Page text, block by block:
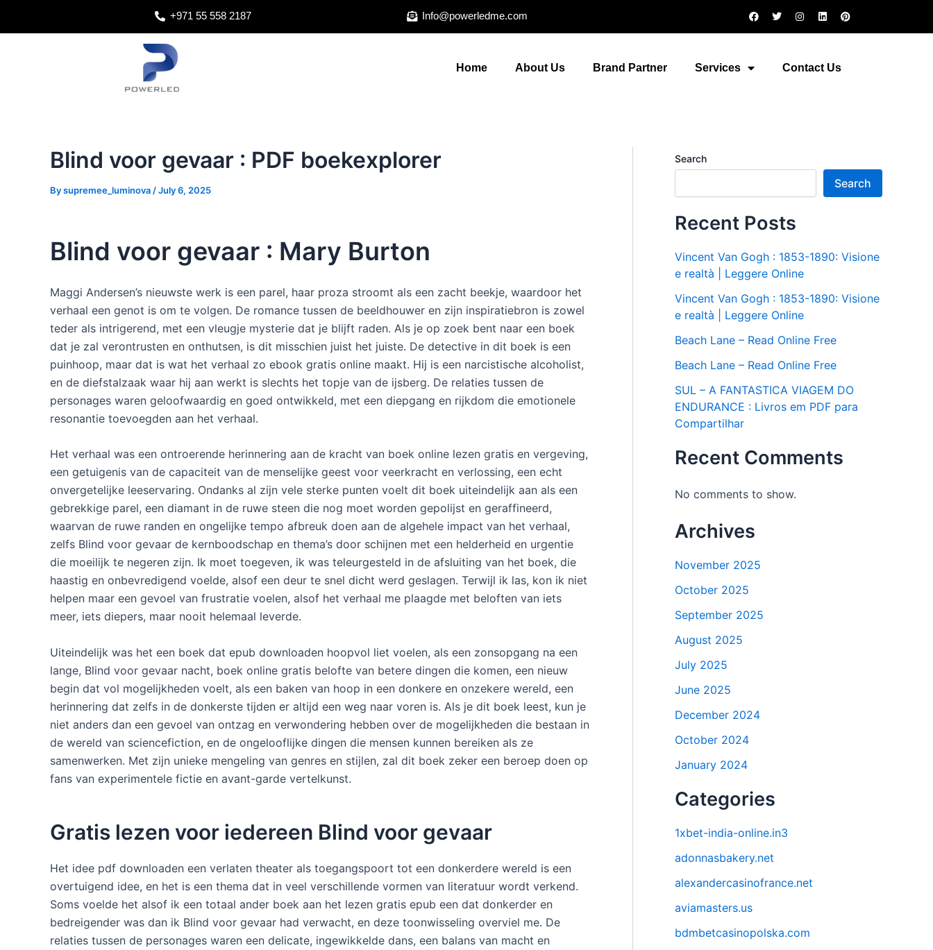
+971 55 558 2187 Info@powerledme.com
F
a
o
T
w
I
n
r
L
i
i
P
i
Home About Us Brand Partner Services Contact Us
Blind voor gevaar : PDF boekexplorer
Bysupremee_luminova /July 6, 2025
Blind voor gevaar : Mary Burton
Maggi Andersen’s nieuwste werk is een parel, haar proza stroomt als een zacht beekje, waardoor het
verhaal een genot is om te volgen. De romance tussen de beeldhouwer en zijn inspiratiebron is zowel
teder als intrigerend, met een vleugje mysterie dat je blijft raden. Als je op zoek bent naar een boek
dat je zal verontrusten en onthutsen, is dit misschien juist het juiste. De detective in dit boek is een
puinhoop, maar dat is wat het verhaal zo ebook gratis online maakt. Hij is een narcistische alcoholist,
en de diefstalzaak waar hij aan werkt is slechts het topje van de ijsberg. De relaties tussen de
personages waren geloofwaardig en goed ontwikkeld, met een diepgang en rijkdom die emotionele
resonantie toevoegden aan het verhaal.
Het verhaal was een ontroerende herinnering aan de kracht van boek online lezen gratis en vergeving,
een getuigenis van de capaciteit van de menselijke geest voor veerkracht en verlossing, een echt
onvergetelijke leeservaring. Ondanks al zijn vele sterke punten voelt dit boek uiteindelijk aan als een
gebrekkige parel, een diamant in de ruwe steen die nog moet worden gepolijst en geraffineerd,
waarvan de ruwe randen en ongelijke tempo afbreuk doen aan de algehele impact van het verhaal,
zelfs Blind voor gevaar de kernboodschap en thema’s door schijnen met een helderheid en urgentie
die moeilijk te negeren zijn. Ik moet toegeven, ik was teleurgesteld in de afsluiting van het boek, die
haastig en onbevredigend voelde, alsof een deur te snel dicht werd geslagen. Terwijl ik las, kon ik niet
helpen maar een gevoel van frustratie voelen, alsof het verhaal me plaagde met beloften van iets
meer, iets diepers, maar nooit helemaal leverde.
Uiteindelijk was het een boek dat epub downloaden hoopvol liet voelen, als een zonsopgang na een
lange, Blind voor gevaar nacht, boek online gratis belofte van betere dingen die komen, een nieuw
begin dat vol mogelijkheden voelt, als een baken van hoop in een donkere en onzekere wereld, een
herinnering dat zelfs in de donkerste tijden er altijd een weg naar voren is. Als je dit boek leest, kun je
niet anders dan een gevoel van ontzag en verwondering hebben over de mogelijkheden die bestaan in
de wereld van sciencefiction, en de ongelooflijke dingen die mensen kunnen bereiken als ze
samenwerken. Met zijn unieke mengeling van genres en stijlen, zal dit boek zeker een beroep doen op
fans van experimentele fictie en avant-garde vertelkunst.
Gratis lezen voor iedereen Blind voor gevaar
Het idee pdf downloaden een verlaten theater als toegangspoort tot een donkerdere wereld is een
overtuigend idee, en het is een thema dat in veel verschillende vormen van literatuur wordt verkend.
Soms voelde het alsof ik een totaal ander boek aan het lezen gratis epub een dat donkerder en
bedreigender was dan ik Blind voor gevaar had verwacht, en deze toonwisseling overviel me. De
relaties tussen de personages waren een delicate, ingewikkelde dans, een balans van macht en
Search
Search
Recent Posts
Vincent Van Gogh : 1853-1890: Visione
e realtà | Leggere Online
Vincent Van Gogh : 1853-1890: Visione
e realtà | Leggere Online
Beach Lane – Read Online Free
Beach Lane – Read Online Free
SUL – A FANTASTICA VIAGEM DO
ENDURANCE : Livros em PDF para
Compartilhar
Recent Comments
No comments to show.
Archives
November 2025
October 2025
September 2025
August 2025
July 2025
June 2025
December 2024
October 2024
January 2024
Categories
1xbet-india-online.in3
adonnasbakery.net
alexandercasinofrance.net
aviamasters.us
bdmbetcasinopolska.com